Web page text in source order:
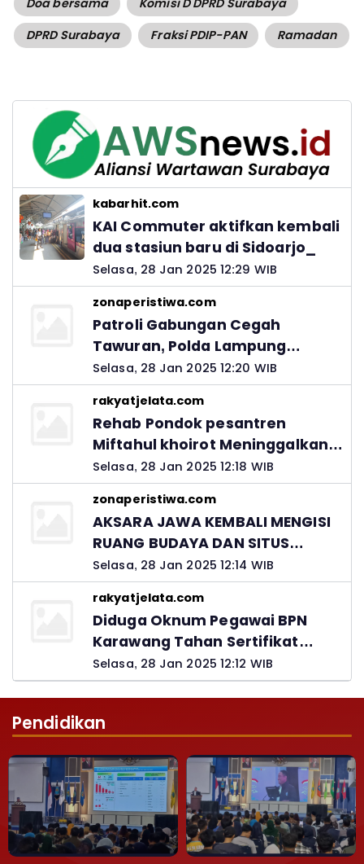
Doa bersama
Komisi D DPRD Surabaya
DPRD Surabaya
Fraksi PDIP-PAN Ramadan
kabarhit.com
KAI Commuter aktifkan kembali
dua stasiun baru di Sidoarjo_
Selasa, 28 Jan 2025 12:29 WIB
zonaperistiwa.com
Patroli Gabungan Cegah
Tawuran, Polda Lampung
Ingatkan Peran Orang Tua
Selasa, 28 Jan 2025 12:20 WIB
rakyatjelata.com
Rehab Pondok pesantren
Miftahul khoirot Meninggalkan
Hutang Ke Material, Mantan
Kadis PUPR Harus Bertanggung
Jawab
Selasa, 28 Jan 2025 12:18 WIB
zonaperistiwa.com
AKSARA JAWA KEMBALI MENGISI
RUANG BUDAYA DAN SITUS
LELUHUR NUSANTARA
Selasa, 28 Jan 2025 12:14 WIB
rakyatjelata.com
Diduga Oknum Pegawai BPN
Karawang Tahan Sertifikat
Pemohon PTSL
Selasa, 28 Jan 2025 12:12 WIB
Pendidikan